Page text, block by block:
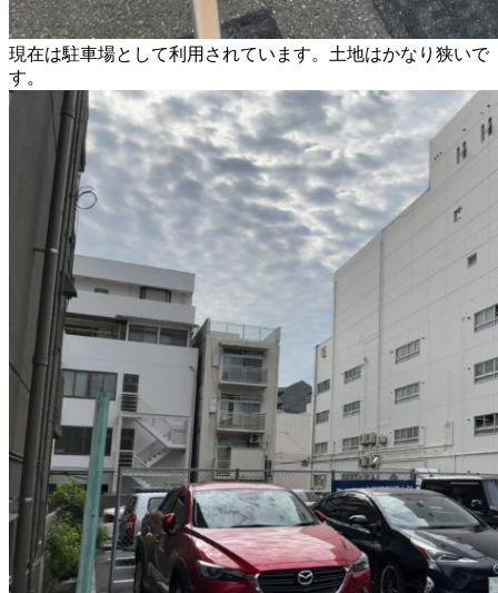
現在は駐車場として利用されています。土地はかなり狭いで
す。